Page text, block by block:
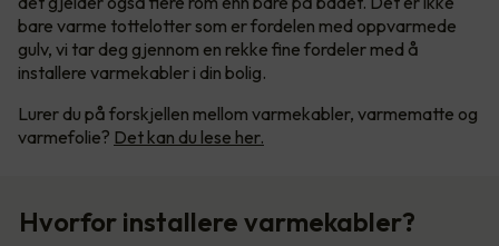
bare varme tottelotter som er fordelen med oppvarmede
gulv, vi tar deg gjennom en rekke fine fordeler med å
installere varmekabler i din bolig.
Lurer du på forskjellen mellom varmekabler, varmematte og
varmefolie? Det kan du lese her.
Hvorfor installere varmekabler?